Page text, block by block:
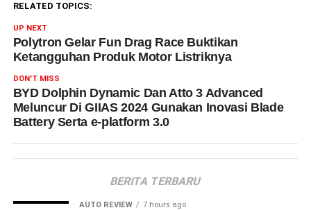
RELATED TOPICS:
UP NEXT
Polytron Gelar Fun Drag Race Buktikan
Ketangguhan Produk Motor Listriknya
DON'T MISS
BYD Dolphin Dynamic Dan Atto 3 Advanced
Meluncur Di GIIAS 2024 Gunakan Inovasi Blade
Battery Serta e-platform 3.0
BERITA TERBARU
AUTO REVIEW 7 hours ago